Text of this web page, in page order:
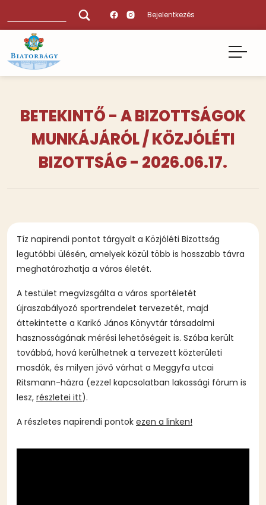
tartalomra
Bejelentkezés
BETEKINTŐ - A BIZOTTSÁGOK
MUNKÁJÁRÓL / KÖZJÓLÉTI
BIZOTTSÁG - 2026.06.17.
Tíz napirendi pontot tárgyalt a Közjóléti Bizottság
legutóbbi ülésén, amelyek közül több is hosszabb távra
meghatározhatja a város életét.
A testület megvizsgálta a város sportéletét
újraszabályozó sportrendelet tervezetét, majd
áttekintette a Karikó János Könyvtár társadalmi
hasznosságának mérési lehetőségeit is. Szóba került
továbbá, hová kerülhetnek a tervezett közterületi
mosdók, és milyen jövő várhat a Meggyfa utcai
Ritsmann-házra (ezzel kapcsolatban lakossági fórum is
lesz, részletei itt).
A részletes napirendi pontok ezen a linken!